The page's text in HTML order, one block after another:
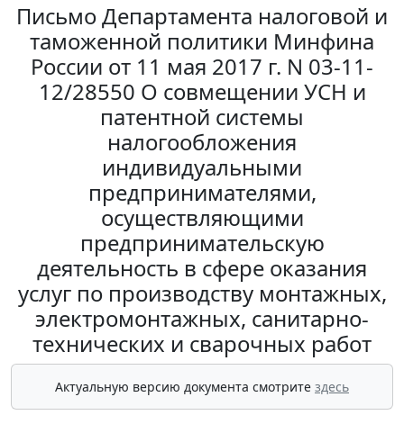
Письмо Департамента налоговой и
таможенной политики Минфина
России от 11 мая 2017 г. N 03-11-
12/28550 О совмещении УСН и
патентной системы
налогообложения
индивидуальными
предпринимателями,
осуществляющими
предпринимательскую
деятельность в сфере оказания
услуг по производству монтажных,
электромонтажных, санитарно-
технических и сварочных работ
Актуальную версию документа смотрите здесь